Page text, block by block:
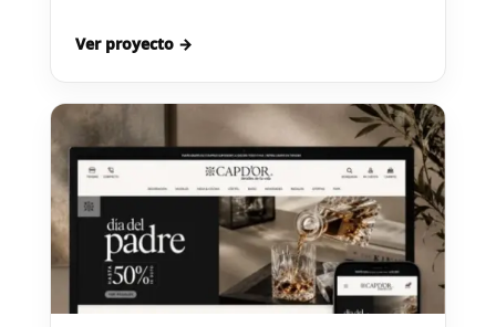
Ver proyecto →